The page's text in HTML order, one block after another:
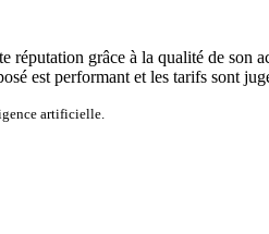
réputation grâce à la qualité de son
est performant et les tarifs sont
artificielle.